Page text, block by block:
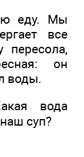
еду. Мы
все
пересола,
он
воды.
вода
суп?